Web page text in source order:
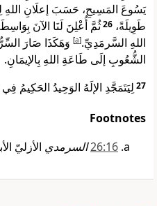
يَسُوعَ المَسِيحِ، حَسَبَ إعلَانِ اللهِ
طَوِيلَةً، 26ثُمَّ أُعْلِنَ لَنَا الآنَ
اللهِ السَّرمَدِيِّ.[
a
] وَهَكَذَا صَارَ
الشُّعُوبِ إلَى طَاعَةِ اللهِ بِالإيمَانِ.
27 لِيَتَمَجَّدِ الإلَهُ الوَحِيدُ الحَكِيمُ
Footnotes
16‏:26
السرمدي الأزليّ